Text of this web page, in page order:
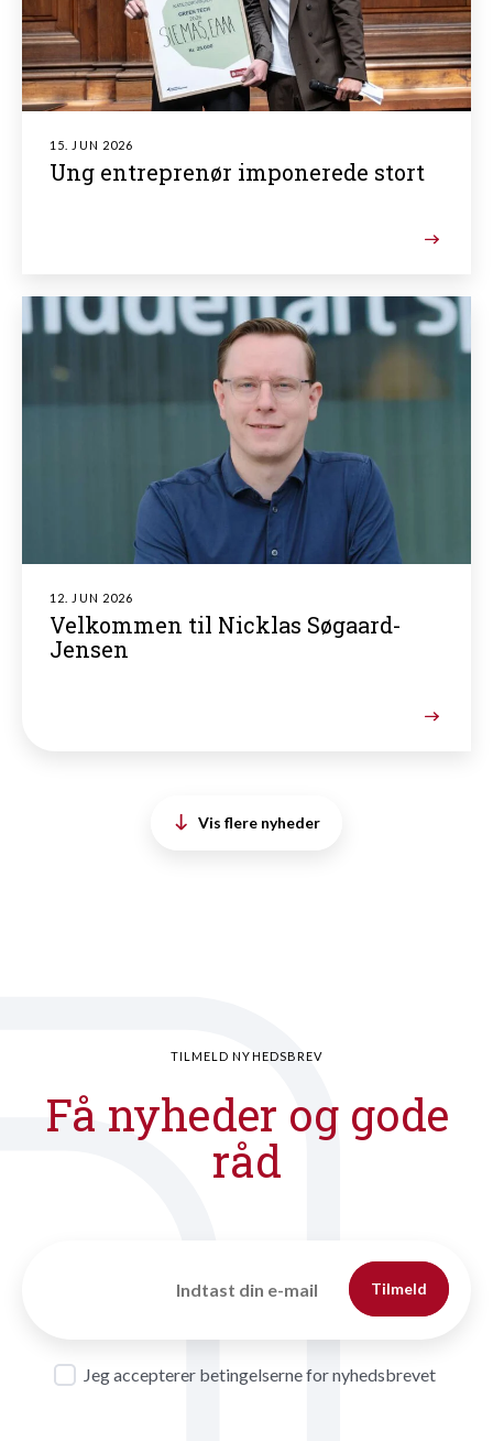
15. JUN 2026
Ung entreprenør imponerede stort
12. JUN 2026
Velkommen til Nicklas Søgaard-
Jensen
Vis flere nyheder
TILMELD NYHEDSBREV
Få nyheder og gode
råd
Jeg accepterer betingelserne for nyhedsbrevet
Tilmeld